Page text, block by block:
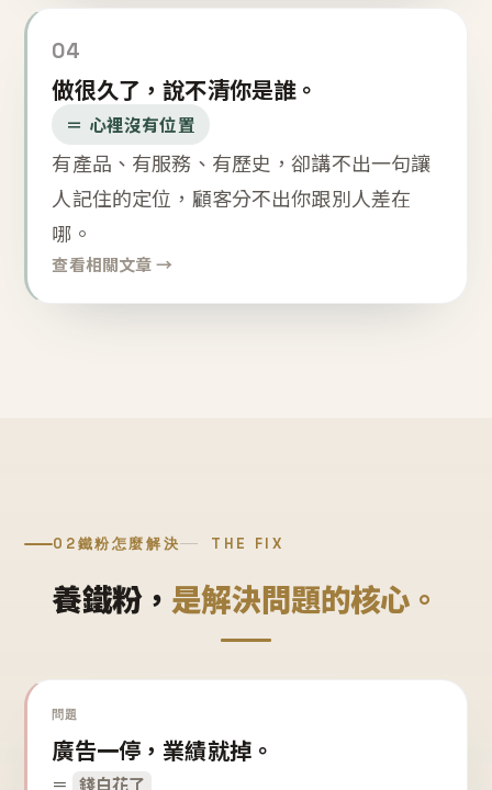
04
做很久了，說不清你是誰。
＝ 心裡沒有位置
有產品、有服務、有歷史，卻講不出一句讓
人記住的定位，顧客分不出你跟別人差在
哪。
查看相關文章 →
02鐵粉怎麼解決 THE FIX
養鐵粉， 是解決問題的核心。
問題
廣告一停，業績就掉。
＝ 錢白花了